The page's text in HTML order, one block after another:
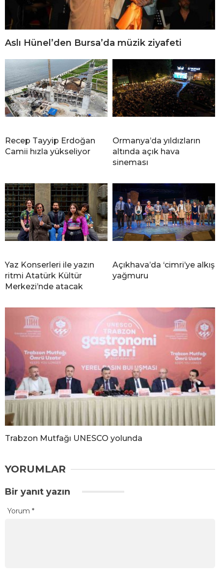
Aslı Hünel’den Bursa’da müzik ziyafeti
Recep Tayyip Erdoğan
Camii hızla yükseliyor
Ormanya’da yıldızların
altında açık hava
sineması
Yaz Konserleri ile yazın
ritmi Atatürk Kültür
Merkezi’nde atacak
Açıkhava’da ‘cimri’ye alkış
yağmuru
Trabzon Mutfağı UNESCO yolunda
YORUMLAR
Bir yanıt yazın
Yorum *